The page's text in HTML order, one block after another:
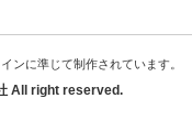
ンに準じて制作されています。
All right reserved.